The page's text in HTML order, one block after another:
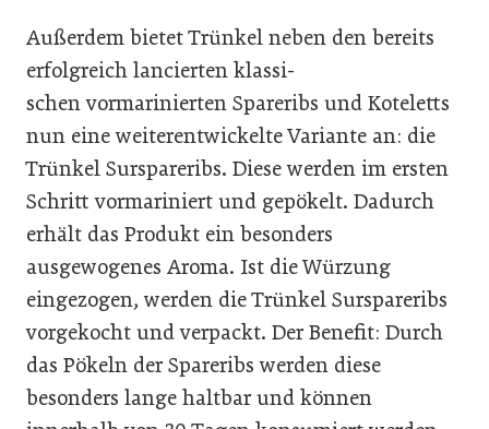
Außerdem bietet Trünkel neben den bereits
erfolgreich lancierten klassi-
schen vormarinierten Spareribs und Koteletts
nun eine weiterentwickelte Variante an: die
Trünkel Surspareribs. Diese werden im ersten
Schritt vormariniert und gepökelt. Dadurch
erhält das Produkt ein besonders
ausgewogenes Aroma. Ist die Würzung
eingezogen, werden die Trünkel Surspareribs
vorgekocht und verpackt. Der Benefit: Durch
das Pökeln der Spareribs werden diese
besonders lange haltbar und können